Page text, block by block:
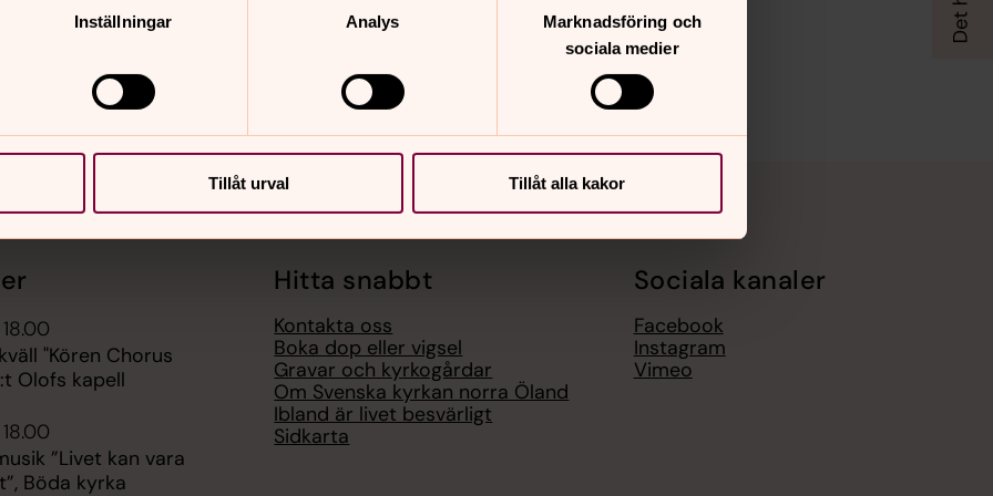
Inställningar Analys
Marknadsföring och
sociala medier
Tillåt urval Tillåt alla kakor
"Kören Chorus
Olofs kapell
”Livet kan vara
Böda kyrka
Hitta snabbt
Kontakta oss
Boka dop eller vigsel
Gravar och kyrkogårdar
Om Svenska kyrkan norra Öland
Ibland är livet besvärligt
Sidkarta
Sociala kanaler
Facebook
Instagram
Vimeo